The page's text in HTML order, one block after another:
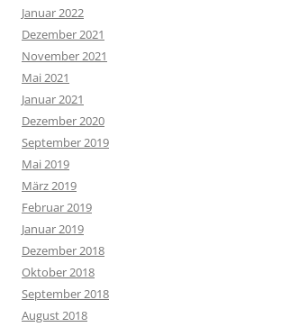
Januar 2022
Dezember 2021
November 2021
Mai 2021
Januar 2021
Dezember 2020
September 2019
Mai 2019
März 2019
Februar 2019
Januar 2019
Dezember 2018
Oktober 2018
September 2018
August 2018